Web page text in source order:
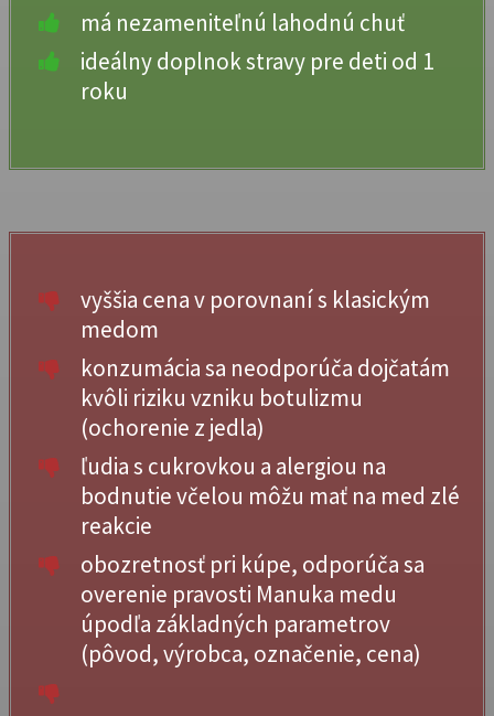
má nezameniteľnú lahodnú chuť
ideálny doplnok stravy pre deti od 1
roku
vyššia cena v porovnaní s klasickým
medom
konzumácia sa neodporúča dojčatám
kvôli riziku vzniku botulizmu
(ochorenie z jedla)
ľudia s cukrovkou a alergiou na
bodnutie včelou môžu mať na med zlé
reakcie
obozretnosť pri kúpe, odporúča sa
overenie pravosti Manuka medu
úpodľa základných parametrov
(pôvod, výrobca, označenie, cena)